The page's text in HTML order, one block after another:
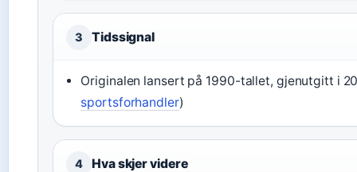
3 Tidssignal
Originalen lansert på 1990-tallet, gjenutgitt i
sportsforhandler)
4 Hva skjer videre